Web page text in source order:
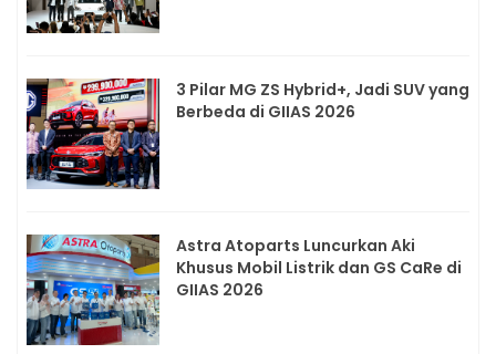
3 Pilar MG ZS Hybrid+, Jadi SUV yang
Berbeda di GIIAS 2026
Astra Atoparts Luncurkan Aki
Khusus Mobil Listrik dan GS CaRe di
GIIAS 2026